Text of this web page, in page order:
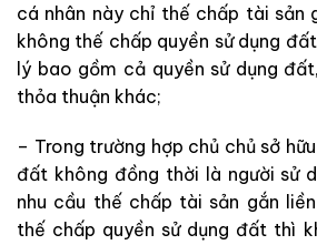
cá nhân này chỉ thế chấp tài sản
không thế chấp quyền sử dụng
lý bao gồm cả quyền sử dụng
thỏa thuận khác;
– Trong trường hợp chủ chủ sở
đất không đồng thời là người sử
nhu cầu thế chấp tài sản gắn
thế chấp quyền sử dụng đất thì